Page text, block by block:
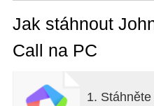
and an enlarged pig’s
not known at this time, it
***Disclaimer: This App
an official just made For
Jak stáhnout
Call na PC
1.